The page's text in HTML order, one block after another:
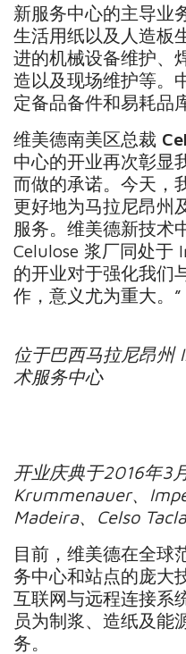
新服务中心的主导业
生活用纸以及人造板
进的机械设备维护、
造以及现场维护等。
定备品备件和易耗品
维美德南美区总裁
中心的开业再次彰显
而做的承诺。今天，
更好地为马拉尼昂州
服务。维美德新技术
Celulose 浆厂同处于
的开业对于强化我们
作，意义尤为重大。”
位于巴西马拉尼昂州
术服务中心
开业庆典于2016年3
Krummenauer、
Madeira、 Celso
目前，维美德在全球
务中心和站点的庞大
互联网与远程连接系
员为制浆、造纸及能
务。